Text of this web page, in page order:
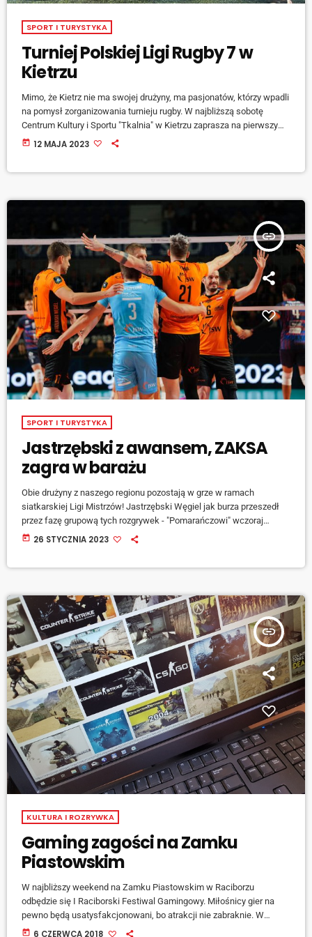
SPORT I TURYSTYKA
Turniej Polskiej Ligi Rugby 7 w
Kietrzu
Mimo, że Kietrz nie ma swojej drużyny, ma pasjonatów, którzy wpadli
na pomysł zorganizowania turnieju rugby. W najbliższą sobotę
Centrum Kultury i Sportu "Tkalnia" w Kietrzu zaprasza na pierwszy
Turniej Polskiej Ligi Rugby 7. Do miasteczka zjadą najlepsze drużyny
today 12 MAJA 2023
insert_link
SPORT I TURYSTYKA
Jastrzębski z awansem, ZAKSA
zagra w barażu
Obie drużyny z naszego regionu pozostają w grze w ramach
siatkarskiej Ligi Mistrzów! Jastrzębski Węgiel jak burza przeszedł
przez fazę grupową tych rozgrywek - "Pomarańczowi" wczoraj
(25.01) pokonali VfB Friedrischafen bez straty seta i z kompletem
today 26 STYCZNIA 2023
insert_link
KULTURA I ROZRYWKA
Gaming zagości na Zamku
Piastowskim
W najbliższy weekend na Zamku Piastowskim w Raciborzu
odbędzie się I Raciborski Festiwal Gamingowy. Miłośnicy gier na
pewno będą usatysfakcjonowani, bo atrakcji nie zabraknie. W
sobotę ruszają eliminację, a w niedzielę rozgrywki finałowe. W
today 6 CZERWCA 2018